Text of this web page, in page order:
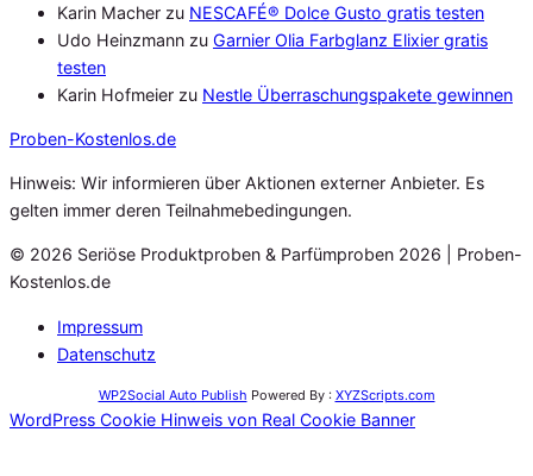
Karin Macher zu NESCAFÉ® Dolce Gusto gratis testen
Udo Heinzmann zu Garnier Olia Farbglanz Elixier gratis
testen
Karin Hofmeier zu Nestle Überraschungspakete gewinnen
Proben-Kostenlos.de
Hinweis: Wir informieren über Aktionen externer Anbieter. Es
gelten immer deren Teilnahmebedingungen.
© 2026 Seriöse Produktproben & Parfümproben 2026 | Proben-
Kostenlos.de
Impressum
Datenschutz
WP2Social Auto Publish Powered By : XYZScripts.com
WordPress Cookie Hinweis von Real Cookie Banner